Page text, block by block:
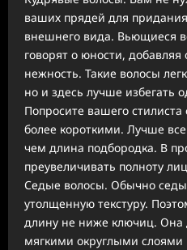
ваших прядей для
внешнего вида. Вьющиеся
говорят о юности, добавляя
нежность. Такие волосы
но и здесь лучше избегать
Попросите вашего
более короткими. Лучше
чем длина подбородка. В
преувеличивать полноту
Седые волосы. Обычно
утолщенную текстуру.
длину не ниже ключиц.
мягкими округлыми слоями